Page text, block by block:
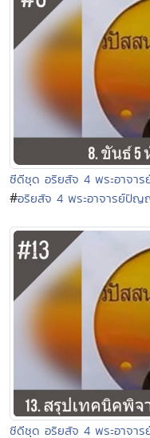
ซีดีชุด อริยสัจ 4 พระอาจ
#อริยสัจ 4 พระอาจารย์ปั
ซีดีชุด อริยสัจ 4 พระอาจ